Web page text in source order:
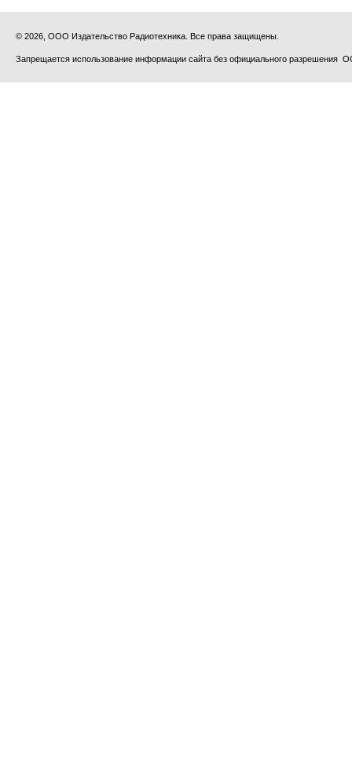
© 2026, ООО Издательство Радиотехника. Все права защищены.
Запрещается использование информации сайта без официального разрешения